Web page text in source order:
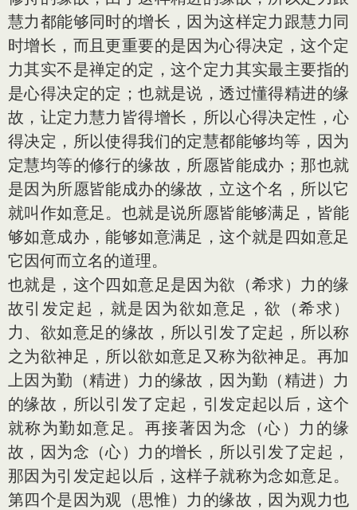
慧力都能够同时的增长，因为这样定力跟慧力同
时增长，而且更重要的是因为心得决定，这个定
力其实不是禅定的定，这个定力其实最主要指的
是心得决定的定；也就是说，透过懂得精进的缘
故，让定力慧力皆得增长，所以心得决定性，心
得决定，所以使得我们的定慧都能够均等，因为
定慧均等的修行的缘故，所愿皆能成办；那也就
是因为所愿皆能成办的缘故，立这个名，所以它
就叫作如意足。也就是说所愿皆能够满足，皆能
够如意成办，能够如意满足，这个就是四如意足
它因何而立名的道理。
也就是，这个四如意足是因为欲（希求）力的缘
故引发定起，就是因为欲如意足，欲（希求）
力、欲如意足的缘故，所以引发了定起，所以称
之为欲神足，所以欲如意足又称为欲神足。再加
上因为勤（精进）力的缘故，因为勤（精进）力
的缘故，所以引发了定起，引发定起以后，这个
就称为勤如意足。再接著因为念（心）力的缘
故，因为念（心）力的增长，所以引发了定起，
那因为引发定起以后，这样子就称为念如意足。
第四个是因为观（思惟）力的缘故，因为观力也